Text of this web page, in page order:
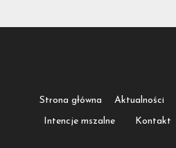
Strona główna Aktualności
Intencje mszalne Kontakt